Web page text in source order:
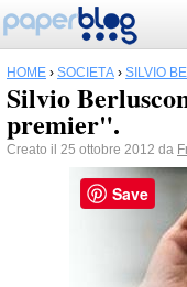
HOME › SOCIETÀ › SILVIO
Silvio
premier".
Creato il 25 ottobre 2012 da
Save